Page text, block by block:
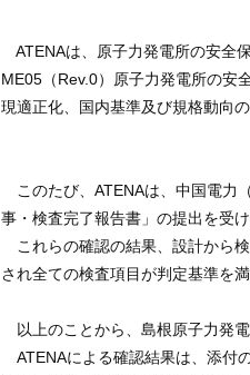
ATENAは、原子力発電所の安全
ME05（Rev.0）原子力発電所の安
現適正化、国内基準及び規格動向
このたび、ATENAは、中国電力
事・検査完了報告書」の提出を受
これらの確認の結果、設計から
され全ての検査項目が判定基準を
以上のことから、島根原子力発
ATENAによる確認結果は、添付